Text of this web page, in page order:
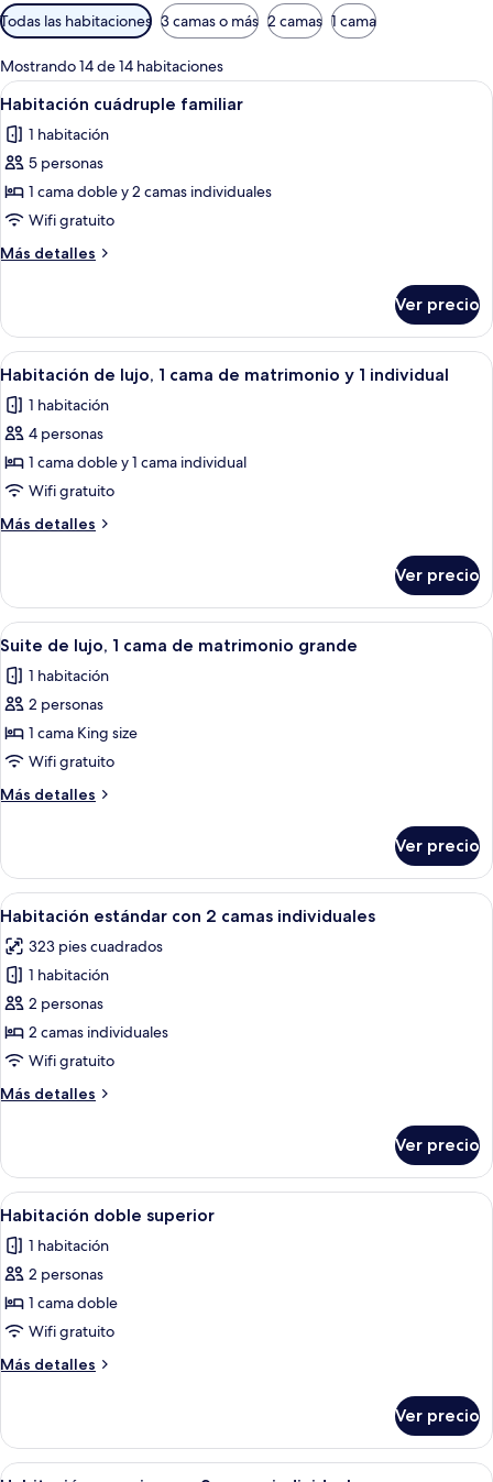
Filtros
disponibles
para
las
habitaciones
Todas las habitaciones 3 camas o más 2 camas 1 cama
Mostrando 14 de 14 habitaciones
Abrir
todas
las
fotos
de
Habitación
cuádruple
familiar
Una habitación de hotel con dos
4
Habitación cuádruple familiar
1 habitación
5 personas
1 cama doble y 2 camas individuales
Wifi gratuito
Más detalles
Más
cuádruple
familiar
Ver precio
Abrir
todas
las
fotos
de
Habitación
de
lujo,
cama
de
matrimonio
y
individual
Una habitación de hotel con una
3
Habitación de lujo, 1 cama de matrimonio y 1 individual
1 habitación
4 personas
1 cama doble y 1 cama individual
Wifi gratuito
Más detalles
Más
de
lujo,
1
de
matrimonio
individual
Ver precio
Abrir
todas
las
fotos
de
Suite
de
lujo,
cama
de
matrimonio
grande
Ropa de cama de alta calidad y caja
3
Suite de lujo, 1 cama de matrimonio grande
1 habitación
2 personas
1 cama King size
Wifi gratuito
Más detalles
Más
de
lujo,
1
de
matrimonio
Ver precio
Abrir
todas
las
fotos
de
Habitación
estándar
2
Habitación de hotel con dos camas,
5
Habitación estándar con 2 camas individuales
323 pies cuadrados
1 habitación
2 personas
2 camas individuales
Wifi gratuito
Más detalles
Más
estándar
con
2
individuales
Ver precio
Abrir
todas
las
fotos
de
Habitación
doble
superior
Habitación de hotel con cama, dos
4
Habitación doble superior
1 habitación
2 personas
1 cama doble
Wifi gratuito
Más detalles
Más
doble
superior
Ver precio
Abrir Habitación de hotel con dos camas,